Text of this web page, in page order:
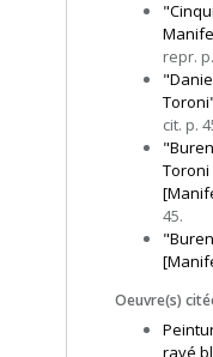
repr.
cit. p.
Toroni
45.
Oeuvre(s)
rayé